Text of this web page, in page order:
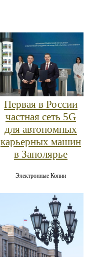
Первая в России
частная сеть 5G
для автономных
карьерных машин
в Заполярье
Электронные Копии